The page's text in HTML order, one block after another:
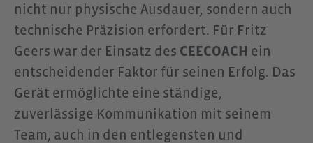
nicht nur physische Ausdauer, sondern auch
technische Präzision erfordert. Für Fritz
Geers war der Einsatz des CEECOACH ein
entscheidender Faktor für seinen Erfolg. Das
Gerät ermöglichte eine ständige,
zuverlässige Kommunikation mit seinem
Team, auch in den entlegensten und